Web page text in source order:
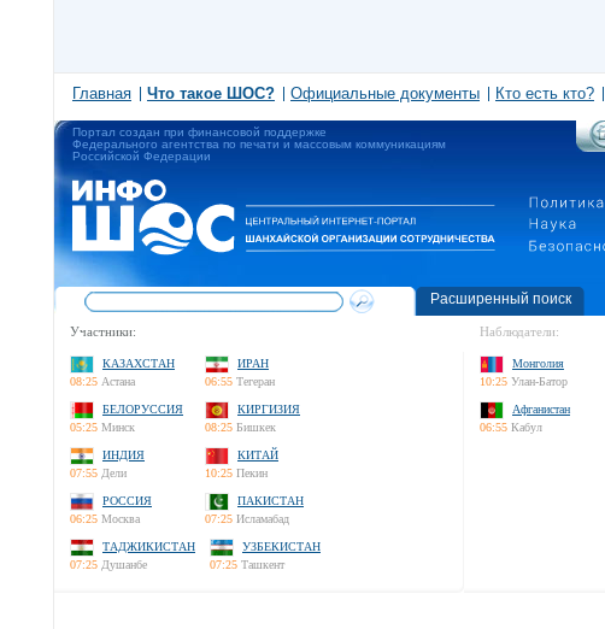
Главная Что такое ШОС? Официальные документы Кто есть кто?
Портал создан при финансовой поддержке
Федерального агентства по печати и массовым коммуникациям
Российской Федерации
Расширенный поиск
Участники:
КАЗАХСТАН
08:25 Астана
ИРАН
06:55 Тегеран
БЕЛОРУССИЯ
05:25 Минск
КИРГИЗИЯ
08:25 Бишкек
ИНДИЯ
07:55 Дели
КИТАЙ
10:25 Пекин
РОССИЯ
06:25 Москва
ПАКИСТАН
07:25 Исламабад
ТАДЖИКИСТАН
07:25 Душанбе
УЗБЕКИСТАН
07:25 Ташкент
Наблюдатели:
Монголия
10:25 Улан-Батор
Афганистан
06:55 Кабул